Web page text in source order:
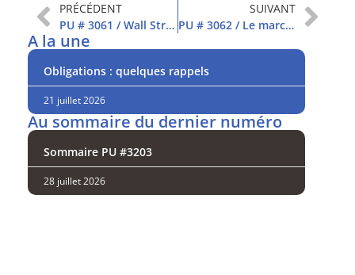
PRÉCÉDENT
PU # 3061 / Wall Street fait cavalier seul
SUIVANT
PU # 3062 / Le marché hésite
A la une
Obligations : quelques rappels
21 juillet 2026
Au sommaire du dernier numéro
Sommaire PU #3203
28 juillet 2026